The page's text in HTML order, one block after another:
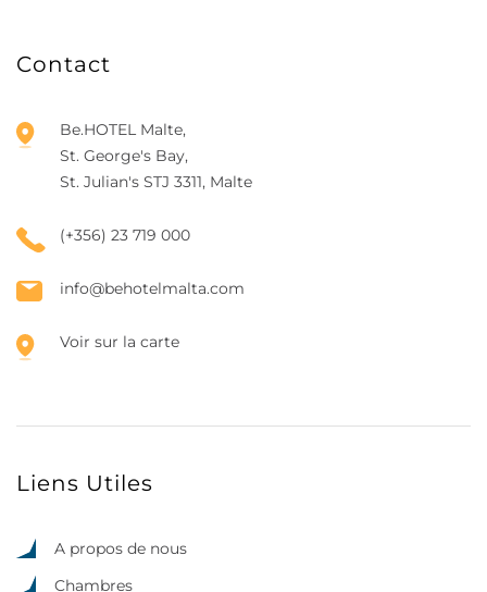
Contact
Be.HOTEL Malte,
St. George's Bay,
St. Julian's STJ 3311, Malte
(+356) 23 719 000
info@behotelmalta.com
Voir sur la carte
Liens Utiles
A propos de nous
Chambres